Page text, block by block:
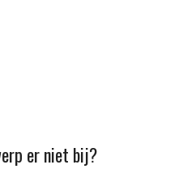
er niet bij?